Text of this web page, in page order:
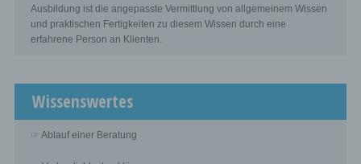
Ausbildung ist die angepasste Vermittlung von allgemeinem Wissen
und praktischen Fertigkeiten zu diesem Wissen durch eine
erfahrene Person an Klienten.
Wissenswertes
☞ Ablauf einer Beratung
Controller for the purposes of the General Data
Protection Regulation (GDPR), other data protection
Dipl.-Ing. Christoph Dicklberger
Kandlgasse 7/2/3
1070 Wien